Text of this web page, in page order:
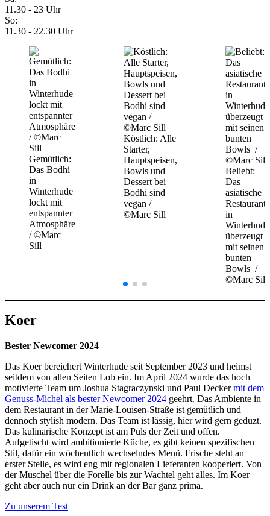
11.30 - 23 Uhr
So:
11.30 - 22.30 Uhr
Gemütlich:
Das Bodhi
in
Winterhude
lockt mit
entspannter
Atmosphäre
/ ©Marc
Sill
Köstlich: Alle
Starter,
Hauptspeisen,
Bowls und
Dessert bei
Bodhi sind
vegan /
©Marc Sill
Beliebt:
Das
asiatische
Restaurant
in
Winterhude
überzeugt
mit seinen
bunten
Bowls /
©Marc Sill
Koer
Bester Newcomer 2024
Das Koer bereichert Winterhude seit September 2023 und heimst
seitdem von allen Seiten Lob ein. Im April 2024 wurde das hoch
motivierte Team um Joshua Stagraczynski und Paul Deckermit dem
Genuss-Michel als bester Newcomer 2024 geehrt. Das Ambiente in
dem Restaurant in der Marie-Louisen-Straße ist gemütlich und
dennoch stylish modern. Das Team ist lässig, hier wird gern geduzt.
Das kulinarische Konzept ist am Puls der Zeit und offen.
Aufgetischt wird ambitionierte Küche, es gibt keinen spezifischen
Stil, dafür ein wöchentlich wechselndes Menü. Frische steht an
erster Stelle, es wird eng mit regionalen Lieferanten kooperiert. Von
der Muschel über die Forelle bis zur Wachtel geht alles. Im Koer
geht aber auch nur ein Drink an der Bar ganz prima.
Zu unserem Test